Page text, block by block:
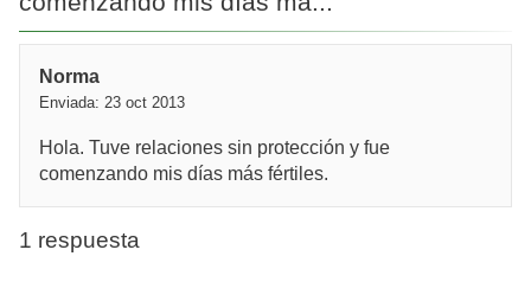
Norma
Enviada: 23 oct 2013
Hola. Tuve relaciones sin protección y fue
comenzando mis días más fértiles.
1 respuesta